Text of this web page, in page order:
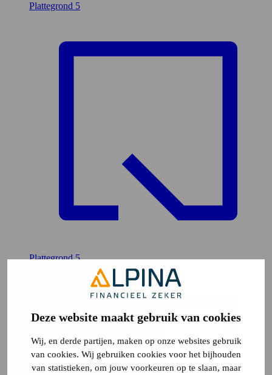
Deze website maakt gebruik van cookies
Wij, en derde partijen, maken op onze websites gebruik
van cookies. Wij gebruiken cookies voor het bijhouden
van statistieken, om jouw voorkeuren op te slaan, maar
Plattegrond 5
Plattegrond5